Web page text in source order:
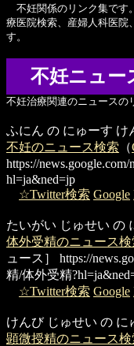
不妊関係のリンク集です
療医院検索、産婦人科医院
す。
不妊ニュー
不妊治療関連のニュースの
ふにん の にゅーす け
不妊のニュース検索 （
https://
hl=ja&ned=jp
☆Twitter検索 Google
たいがい じゅせい の
体外受精のニュース検
ュース］
精/体外受精
☆Twitter検索 Google
けんび じゅせい の に
顕微授精のニュース検